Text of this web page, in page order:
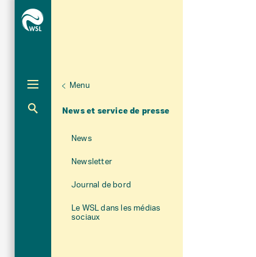
À propos du WSL
Menu
News et service de presse
Aktuelle Navigation
News
Newsletter
Journal de bord
Le WSL dans les médias
sociaux